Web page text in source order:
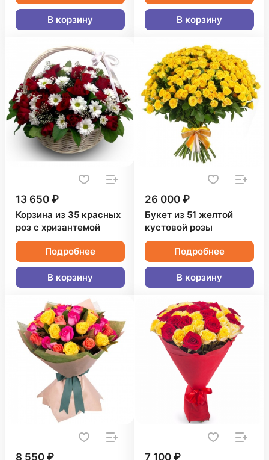
В корзину В корзину
13 650 ₽
Корзина из 35 красных
роз с хризантемой
Подробнее
В корзину
26 000 ₽
Букет из 51 желтой
кустовой розы
Подробнее
В корзину
8 550 ₽ 7 100 ₽